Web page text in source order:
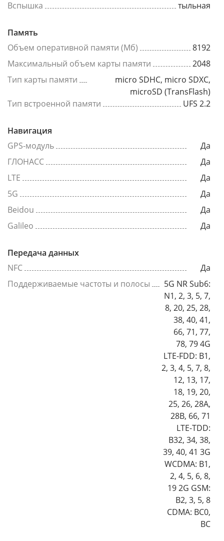
Вспышка тыльная
Память
Объем оперативной памяти (Мб)
8192
Максимальный объем карты памяти
2048
Тип карты памяти
micro SDHC, micro SDXC,
microSD (TransFlash)
Тип встроенной памяти
UFS 2.2
Навигация
GPS-модуль
Да
ГЛОНАСС
Да
LTE
Да
5G
Да
Beidou
Да
Galileo
Да
Передача данных
NFC
Да
Поддерживаемые частоты и полосы
5G NR Sub6:
N1, 2, 3, 5, 7,
8, 20, 25, 28,
38, 40, 41,
66, 71, 77,
78, 79 4G
LTE-FDD: B1,
2, 3, 4, 5, 7, 8,
12, 13, 17,
18, 19, 20,
25, 26, 28A,
28B, 66, 71
LTE-TDD:
B32, 34, 38,
39, 40, 41 3G
WCDMA: B1,
2, 4, 5, 6, 8,
19 2G GSM:
B2, 3, 5, 8
CDMA: BC0,
BC